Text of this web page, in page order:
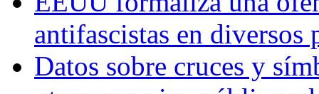
antifascistas en
Datos sobre cruces y